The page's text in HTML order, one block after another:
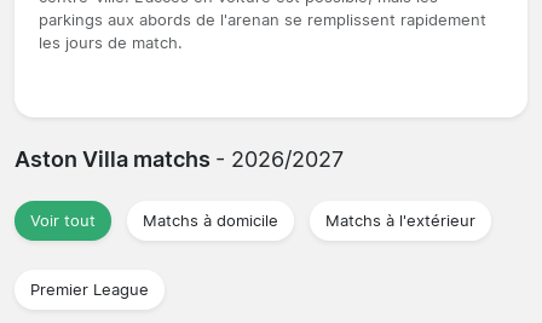
parkings aux abords de l'arenan se remplissent rapidement
les jours de match.
Aston Villa matchs - 2026/2027
Voir tout Matchs à domicile Matchs à l'extérieur
Premier League